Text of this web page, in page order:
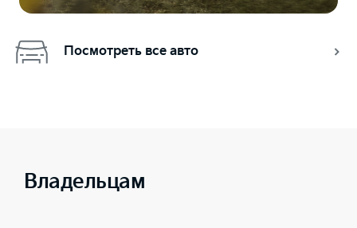
Посмотреть все авто
Владельцам